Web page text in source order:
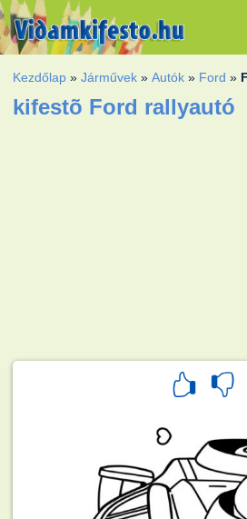
Kezdőlap »Járművek »Autók » Ford »
kifestõ Ford rallyautó